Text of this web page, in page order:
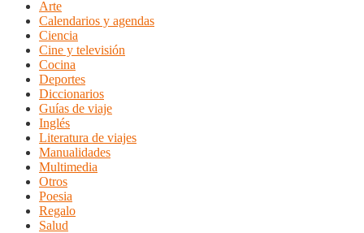
Arte
Calendarios y agendas
Ciencia
Cine y televisión
Cocina
Deportes
Diccionarios
Guías de viaje
Inglés
Literatura de viajes
Manualidades
Multimedia
Otros
Poesia
Regalo
Salud